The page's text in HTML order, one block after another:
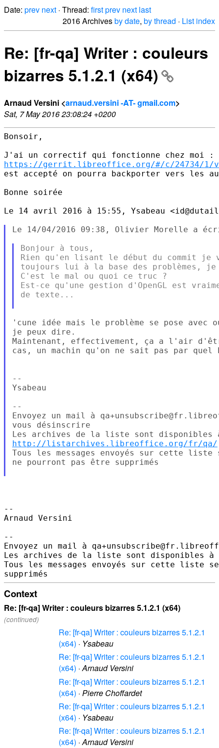
Date: prev next · Thread: firstprev next last
2016 Archivesby date, by thread · List index
Re: [fr-qa] Writer : couleurs
bizarres 5.1.2.1 (x64)
Arnaud Versini <arnaud.versini -AT- gmail.com>
Sat, 7 May 2016 23:08:24 +0200
Bonsoir,
https://gerrit.libreoffice.org/#/c/24734/1/
est accepté on pourra backporter vers les
Bonne soirée
Le 14 avril 2016 à 15:55, Ysabeau
Le 14/04/2016 09:38, Olivier Morelle a
Bonjour à tous,
Rien qu'en lisant le début du commit je
toujours lui à la base des problèmes,
C'est le mal ou quoi ce truc ?
Est-ce qu'une gestion d'OpenGL est
de texte...
'cune idée mais le problème se pose avec
je peux dire.
Maintenant, effectivement, ça a l'air
cas, un machin qu'on ne sait pas par quel
--
Ysabeau
--
Envoyez un mail à
vous désinscrire
http://listarchives.libreoffice.org/fr/qa/
Tous les messages envoyés sur cette
ne pourront pas être supprimés
--
Arnaud Versini
--
Envoyez un mail à
Les archives de la liste sont disponibles à
Tous les messages envoyés sur cette liste
Context
Re: [fr-qa] Writer : couleurs bizarres 5.1.2.1 (x64)
(continued)
Re: [fr-qa] Writer : couleurs bizarres 5.1.2.1
(x64) · Ysabeau
Re: [fr-qa] Writer : couleurs bizarres 5.1.2.1
(x64) ·Arnaud Versini
Re: [fr-qa] Writer : couleurs bizarres 5.1.2.1
(x64) · Pierre Choffardet
Re: [fr-qa] Writer : couleurs bizarres 5.1.2.1
(x64) · Ysabeau
Re: [fr-qa] Writer : couleurs bizarres 5.1.2.1
(x64) ·Arnaud Versini